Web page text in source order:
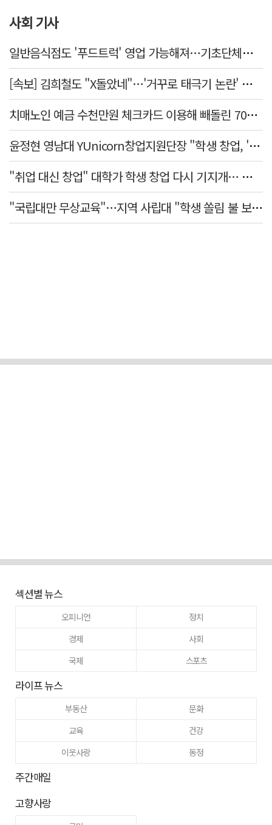
사회 기사
일반음식점도 '푸드트럭' 영업 가능해져…기초단체별 조례 개정 움직임
[속보] 김희철도 "X돌았네"…'거꾸로 태극기 논란' 인천시 현수막, 이틀 만에 철거
치매노인 예금 수천만원 체크카드 이용해 빼돌린 70대 간병인, 집행유예
윤정현 영남대 YUnicorn창업지원단장 "학생 창업, '팀 빌딩'이 제일 중요"
"취업 대신 창업" 대학가 학생 창업 다시 기지개… 창업자·기업·매출 동반 성장
"국립대만 무상교육"…지역 사립대 "학생 쏠림 불 보듯"
섹션별 뉴스
오피니언
정치
경제
사회
국제
스포츠
라이프 뉴스
부동산
문화
교육
건강
이웃사랑
동정
주간매일
고향사랑